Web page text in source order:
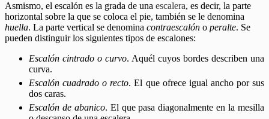
Asmismo, el escalón es la grada de una escalera, es decir, la parte
horizontal sobre la que se coloca el pie, también se le denomina
huella. La parte vertical se denomina contraescalón o peralte. Se
pueden distinguir los siguientes tipos de escalones:
Escalón cintrado o curvo. Aquél cuyos bordes describen una
curva.
Escalón cuadrado o recto. El que ofrece igual ancho por sus
dos caras.
Escalón de abanico. El que pasa diagonalmente en la mesilla